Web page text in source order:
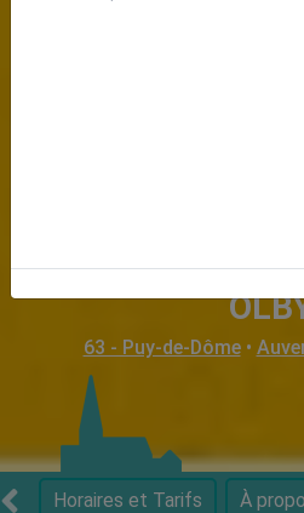
63 - Puy-de-Dôme•
Horaires et Tarifs À